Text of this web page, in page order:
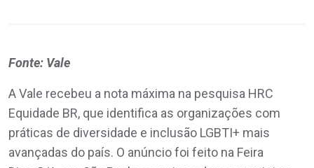
Fonte: Vale
A Vale recebeu a nota máxima na pesquisa HRC
Equidade BR, que identifica as organizações com
práticas de diversidade e inclusão LGBTI+ mais
avançadas do país. O anúncio foi feito na Feira